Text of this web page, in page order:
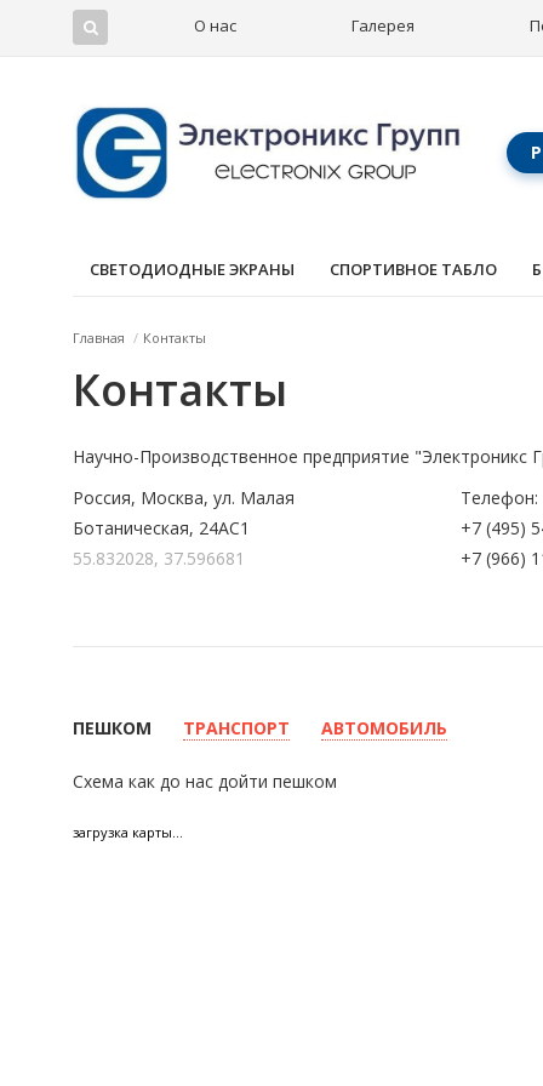
О нас Галерея
СВЕТОДИОДНЫЕ ЭКРАНЫ СПОРТИВНОЕ ТАБЛО
Главная / Контакты
Контакты
Научно-Производственное предприятие "Электроникс
Россия, Москва, ул. Малая
Ботаническая, 24AC1
55.832028, 37.596681
Телефон:
+7 (495)
+7 (966)
ПЕШКОМ ТРАНСПОРТ АВТОМОБИЛЬ
Схема как до нас дойти пешком
загрузка карты...